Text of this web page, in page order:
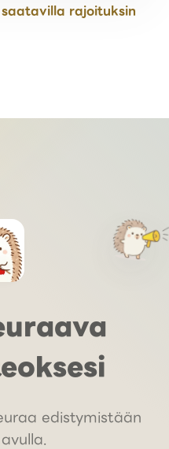
rajoituksin
edistymistään